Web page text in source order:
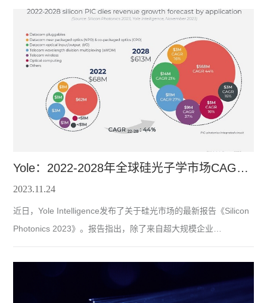
工程师张坚平作了题为“基于云网融合的智算网络发展思考与万兆
实践创新成果。 上海电信副总工程师 张坚平 上海电信在全
球率先实现了50G-PON全光万兆的现网千户覆盖，并且在实践中
解决了由10G-
Yole：2022-2028年全球硅光子学市场CAGR达44%
2023.11.24
近日，Yole Intelligence发布了关于硅光市场的最新报告《Silicon
Photonics 2023》。报告指出，除了来自超大规模企业
来自台积电、英特尔、英伟达、AMD、GlobalFoundries等领先半
自1985年以来，硅光子学取得了重大进展，从最初的高约束波导